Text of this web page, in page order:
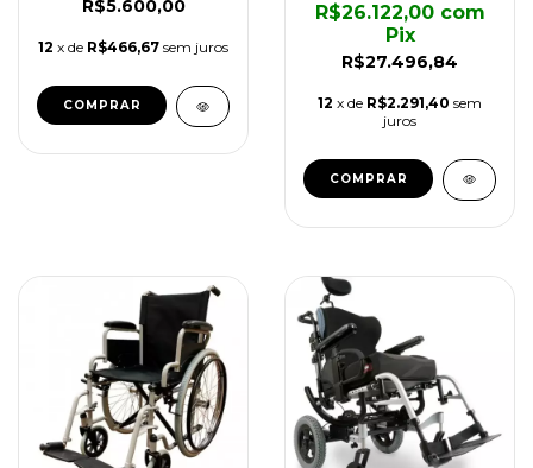
R$5.600,00
12 x de R$466,67 sem juros
COMPRAR
R$27.496,84
R$26.122,00 com
Pix
12 x de R$2.291,40 sem
juros